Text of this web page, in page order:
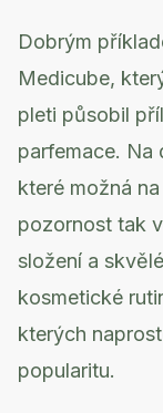
Dobrým
Medicube,
pleti působil
parfemace. Na
které možná
pozornost tak
složení a
kosmetické
kterých
popularitu.